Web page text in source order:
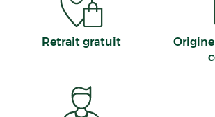
Retrait gratuit